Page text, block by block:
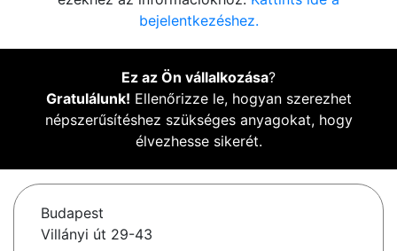
bejelentkezéshez.
Ez az Ön vállalkozása?
Gratulálunk! Ellenőrizze le, hogyan szerezhet
népszerűsítéshez szükséges anyagokat, hogy
élvezhesse sikerét.
Budapest
Villányi út 29-43